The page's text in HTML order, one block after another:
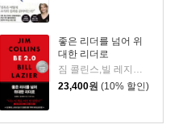
좋은 리더를 넘어 위
대한 리더로
짐 콜린스,빌 레지어 저/이경식 역
23,400원 (10% 할인)